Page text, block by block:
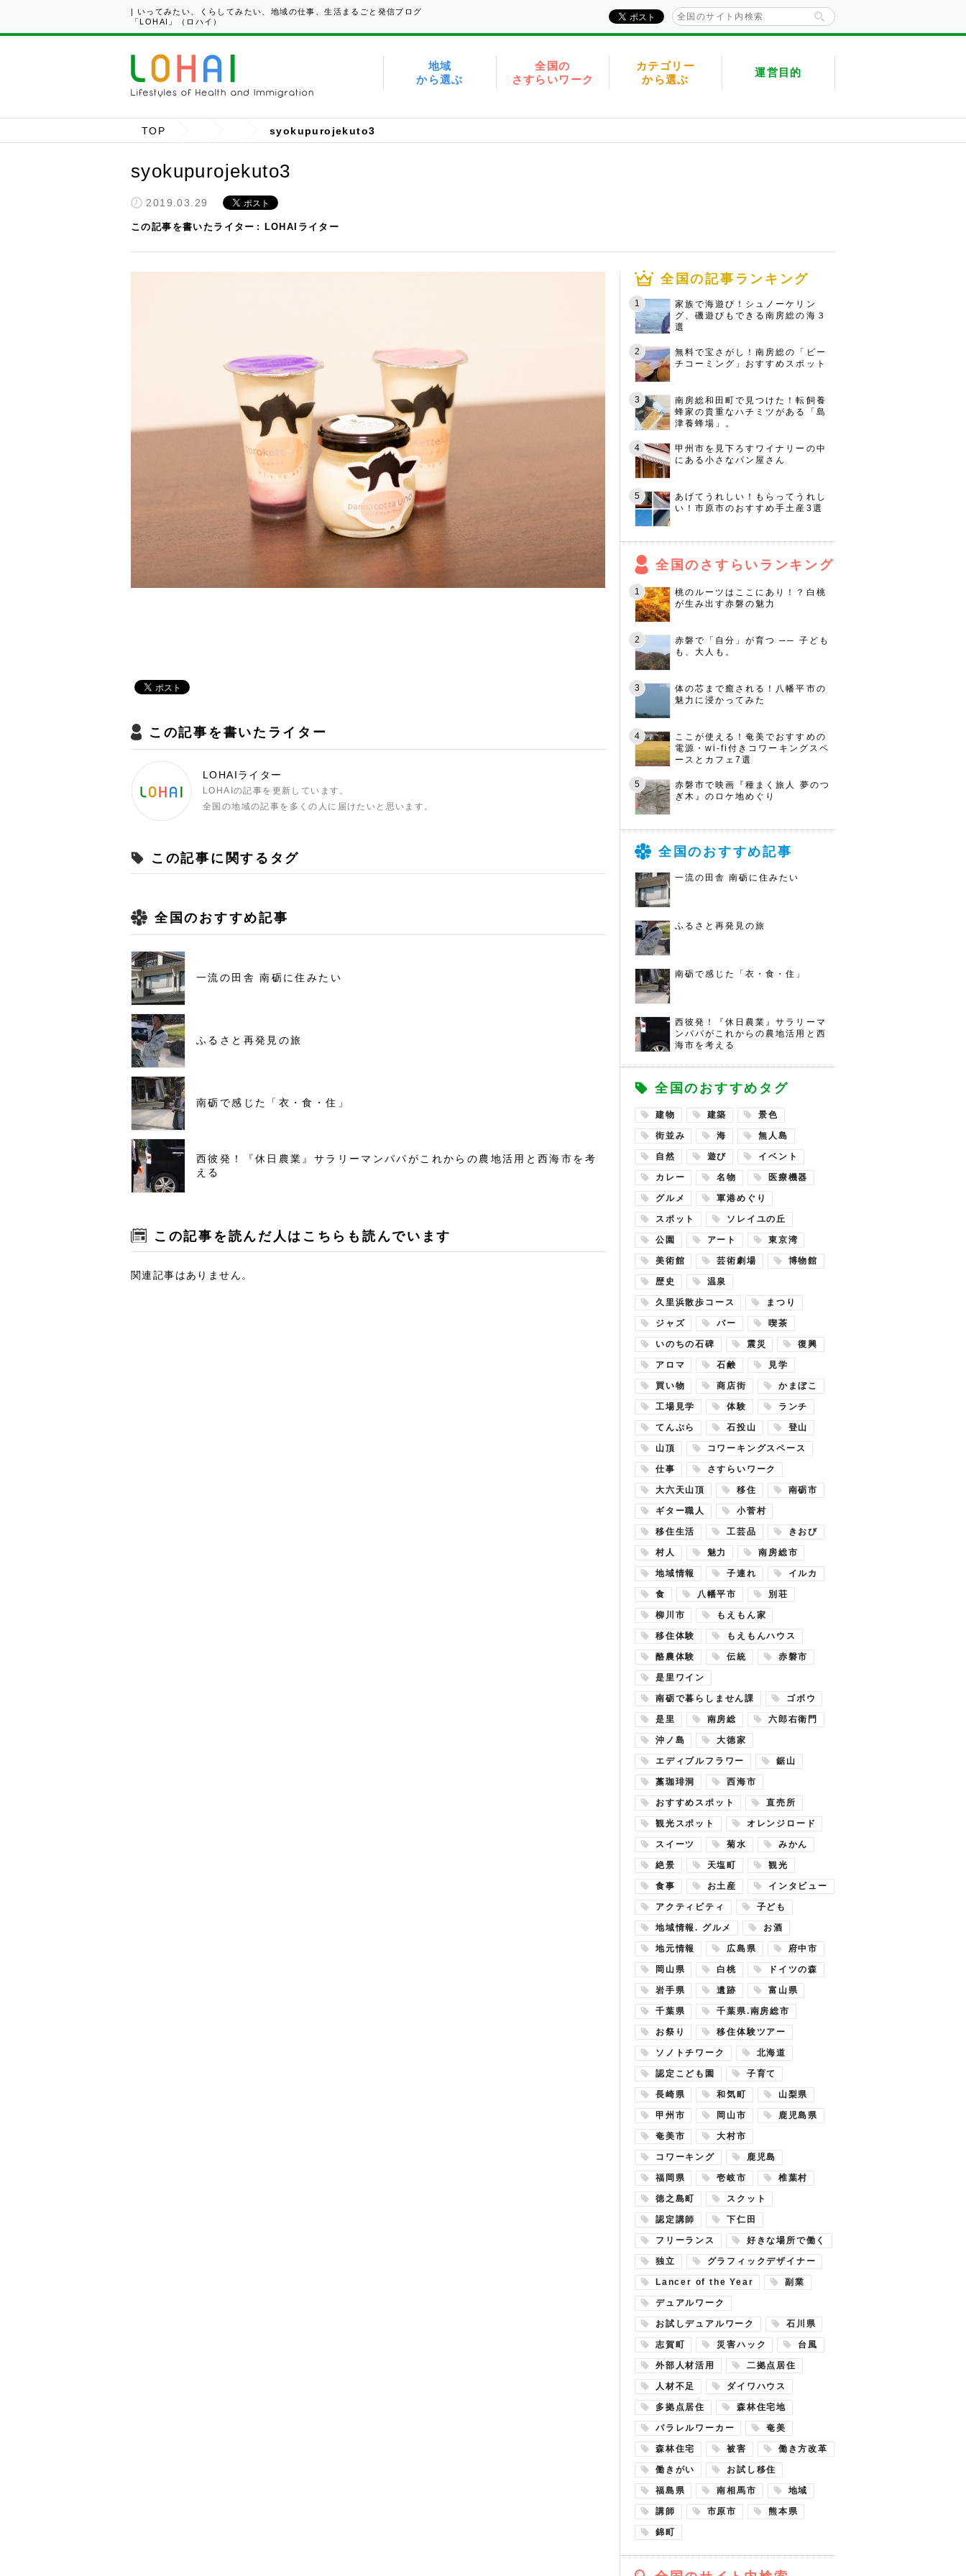
| いってみたい、くらしてみたい、地域の仕事、生活まるごと発信ブログ
「LOHAI」（ロハイ）
地域
から選ぶ
全国の
さすらいワーク
カテゴリー
から選ぶ
運営目的
TOP syokupurojekuto3
syokupurojekuto3
2019.03.29
この記事を書いたライター LOHAIライター
この記事を書いたライター
LOHAIライター
LOHAIの記事を更新しています。
全国の地域の記事を多くの人に届けたいと思います。
この記事に関するタグ
全国のおすすめ記事
一流の田舎 南砺に住みたい
ふるさと再発見の旅
南砺で感じた「衣・食・住」
西彼発！『休日農業』サラリーマンパパがこれからの農地活用と西海市を考
える
この記事を読んだ人はこちらも読んでいます
関連記事はありません。
全国の記事ランキング
家族で海遊び！シュノーケリン
グ、磯遊びもできる南房総の海３
選
無料で宝さがし！南房総の「ビー
チコーミング」おすすめスポット
南房総和田町で見つけた！転飼養
蜂家の貴重なハチミツがある「島
津養蜂場」。
甲州市を見下ろすワイナリーの中
にある小さなパン屋さん
あげてうれしい！もらってうれし
い！市原市のおすすめ手土産3選
全国のさすらいランキング
桃のルーツはここにあり！？白桃
が生み出す赤磐の魅力
赤磐で「自分」が育つ ── 子ども
も、大人も。
体の芯まで癒される！八幡平市の
魅力に浸かってみた
ここが使える！奄美でおすすめの
電源・wi-fi付きコワーキングスペ
ースとカフェ7選
赤磐市で映画『種まく旅人 夢のつ
ぎ木』のロケ地めぐり
全国のおすすめ記事
一流の田舎 南砺に住みたい
ふるさと再発見の旅
南砺で感じた「衣・食・住」
西彼発！『休日農業』サラリーマ
ンパパがこれからの農地活用と西
海市を考える
全国のおすすめタグ
建物 建築 景色
街並み 海 無人島
自然 遊び イベント
カレー 名物 医療機器
グルメ 軍港めぐり
スポット ソレイユの丘
公園 アート 東京湾
美術館 芸術劇場 博物館
歴史 温泉
久里浜散歩コース まつり
ジャズ バー 喫茶
いのちの石碑 震災 復興
アロマ 石鹸 見学
買い物 商店街 かまぼこ
工場見学 体験 ランチ
てんぷら 石投山 登山
山頂 コワーキングスペース
仕事 さすらいワーク
大六天山頂 移住 南砺市
ギター職人 小菅村
移住生活 工芸品 きおび
村人 魅力 南房総市
地域情報 子連れ イルカ
食 八幡平市 別荘
柳川市 もえもん家
移住体験 もえもんハウス
酪農体験 伝統 赤磐市
是里ワイン
南砺で暮らしません課 ゴボウ
是里 南房総 六郎右衛門
沖ノ島 大徳家
エディブルフラワー 鋸山
藁珈琲洞 西海市
おすすめスポット 直売所
観光スポット オレンジロード
スイーツ 菊水 みかん
絶景 天塩町 観光
食事 お土産 インタビュー
アクティビティ 子ども
地域情報. グルメ お酒
地元情報 広島県 府中市
岡山県 白桃 ドイツの森
岩手県 遺跡 富山県
千葉県 千葉県.南房総市
お祭り 移住体験ツアー
ソノトチワーク 北海道
認定こども園 子育て
長崎県 和気町 山梨県
甲州市 岡山市 鹿児島県
奄美市 大村市
コワーキング 鹿児島
福岡県 壱岐市 椎葉村
徳之島町 スクット
認定講師 下仁田
フリーランス 好きな場所で働く
独立 グラフィックデザイナー
Lancer of the Year 副業
デュアルワーク
お試しデュアルワーク 石川県
志賀町 災害ハック 台風
外部人材活用 二拠点居住
人材不足 ダイワハウス
多拠点居住 森林住宅地
パラレルワーカー 奄美
森林住宅 被害 働き方改革
働きがい お試し移住
福島県 南相馬市 地域
講師 市原市 熊本県
錦町